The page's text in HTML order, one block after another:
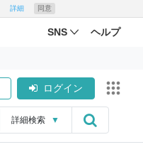
詳細 同意
SNS ヘルプ
ログイン
詳細検索 ▼